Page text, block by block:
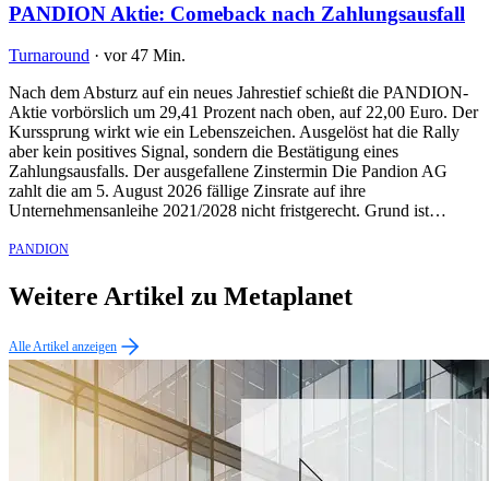
PANDION Aktie: Comeback nach Zahlungsausfall
Turnaround · vor 47 Min.
Nach dem Absturz auf ein neues Jahrestief schießt die PANDION-
Aktie vorbörslich um 29,41 Prozent nach oben, auf 22,00 Euro. Der
Kurssprung wirkt wie ein Lebenszeichen. Ausgelöst hat die Rally
aber kein positives Signal, sondern die Bestätigung eines
Zahlungsausfalls. Der ausgefallene Zinstermin Die Pandion AG
zahlt die am 5. August 2026 fällige Zinsrate auf ihre
Unternehmensanleihe 2021/2028 nicht fristgerecht. Grund ist…
PANDION
Weitere Artikel zu Metaplanet
Alle Artikel anzeigen